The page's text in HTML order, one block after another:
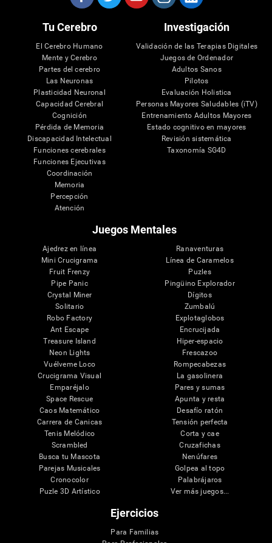
Tu Cerebro
El Cerebro Humano
Mente y Cerebro
Partes del cerebro
Las Neuronas
Plasticidad Neuronal
Capacidad Cerebral
Cognición
Pérdida de Memoria
Discapacidad Intelectual
Funciones cerebrales
Funciones Ejecutivas
Coordinación
Memoria
Percepción
Atención
Investigación
Validación de las Terapias Digitales
Juegos de Ordenador
Adultos Sanos
Pilotos
Evaluación Holistica
Personas Mayores Saludables (iTV)
Entrenamiento Adultos Mayores
Estado cognitivo en mayores
Revisión sistemática
Taxonomía SG4D
Juegos Mentales
Ajedrez en línea
Mini Crucigrama
Fruit Frenzy
Pipe Panic
Crystal Miner
Solitario
Robo Factory
Ant Escape
Treasure Island
Neon Lights
Vuélveme Loco
Crucigrama Visual
Emparéjalo
Space Rescue
Caos Matemático
Carrera de Canicas
Tenis Melódico
Scrambled
Busca tu Mascota
Parejas Musicales
Cronocolor
Puzle 3D Artístico
Ranaventuras
Línea de Caramelos
Puzles
Pingüino Explorador
Dígitos
Zumbalú
Explotaglobos
Encrucijada
Hiper-espacio
Frescazoo
Rompecabezas
La gasolinera
Pares y sumas
Apunta y resta
Desafío ratón
Tensión perfecta
Corta y cae
Cruzafichas
Nenúfares
Golpea al topo
Palabrájaros
Ver más juegos...
Ejercicios
Para Familias